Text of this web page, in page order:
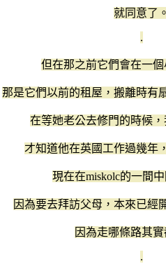
就同意了。
.
但在那之前它們會在一個
那是它們以前的租屋，搬離時有
在等她老公去修門的時候，
才知道他在英國工作過幾年
現在在miskolc的一間
因為要去拜訪父母，本來已經
因為走哪條路其實
.